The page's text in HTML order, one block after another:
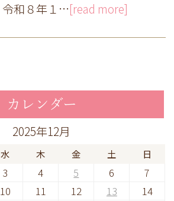
令和８年１…[read more]
カレンダー
2025年12月
水 木 金 土 日
3 4 5 6
7
10 11 12 13
14